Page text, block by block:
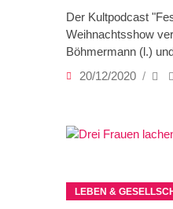
Der Kultpodcast
Weihnachtsshow
Böhmermann (l.)
20/12/2020
LEBEN &